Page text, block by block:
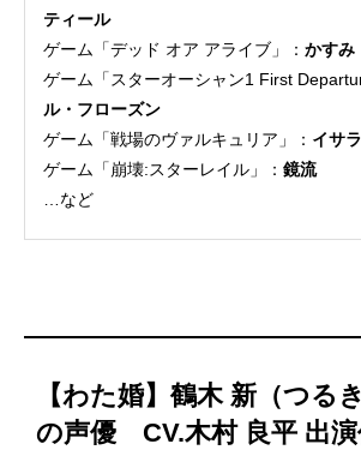
ティール
ゲーム「デッド オア アライブ」： かすみ
ゲーム「スターオーシャン1 First
ル・フローズン
ゲーム「戦場のヴァルキュリア」： イサ
ゲーム「崩壊:スターレイル」： 鏡流
…など
【わた婚】鶴木 新（つる
の声優 CV.木村 良平 出演